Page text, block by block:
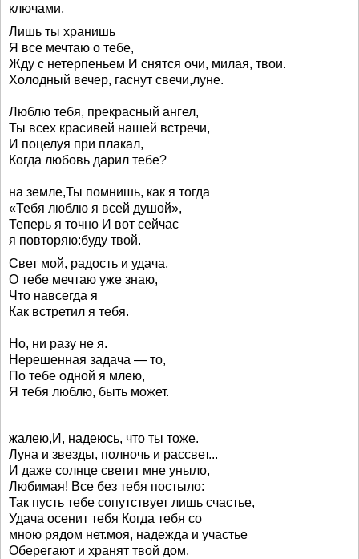
ключами,
Лишь ты хранишь
Я все мечтаю о тебе,
Жду с нетерпеньем И снятся очи, милая, твои.
Холодный вечер, гаснут свечи,луне.
Люблю тебя, прекрасный ангел,
Ты всех красивей нашей встречи,
И поцелуя при плакал,
Когда любовь дарил тебе?
на земле,Ты помнишь, как я тогда
«Тебя люблю я всей душой»,
Теперь я точно И вот сейчас
я повторяю:буду твой.
Свет мой, радость и удача,
О тебе мечтаю уже знаю,
Что навсегда я
Как встретил я тебя.
Но, ни разу не я.
Нерешенная задача — то,
По тебе одной я млею,
Я тебя люблю, быть может.
жалею,И, надеюсь, что ты тоже.
Луна и звезды, полночь и рассвет...
И даже солнце светит мне уныло,
Любимая! Все без тебя постыло:
Так пусть тебе сопутствует лишь счастье,
Удача осенит тебя Когда тебя со
мною рядом нет.моя, надежда и участье
Оберегают и хранят твой дом.